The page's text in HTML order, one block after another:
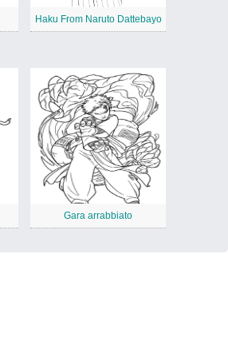
Haku From Naruto Dattebayo
Gara arrabbiato